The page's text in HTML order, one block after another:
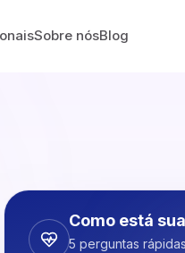
Sobre nósBlog
Como está
5 perguntas